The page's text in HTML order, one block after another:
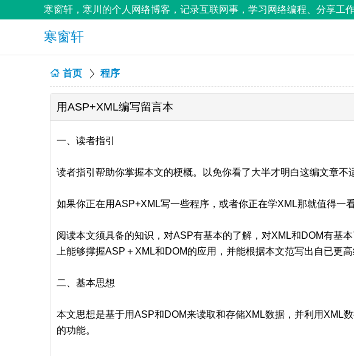
寒窗轩，寒川的个人网络博客，记录互联网事，学习网络编程、分享
寒窗轩
首页 程序
用ASP+XML编写留言本
一、读者指引
读者指引帮助你掌握本文的梗概。以免你看了大半才明白这编文章不
如果你正在用ASP+XML写一些程序，或者你正在学XML那就值得一看
阅读本文须具备的知识，对ASP有基本的了解，对XML和DOM有基
上能够撑握ASP＋XML和DOM的应用，并能根据本文范写出自已更
二、基本思想
本文思想是基于用ASP和DOM来读取和存储XML数据，并利用XML
的功能。